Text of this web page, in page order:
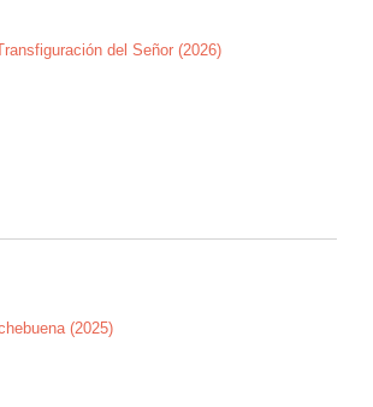
del Señor (2026)
(2025)